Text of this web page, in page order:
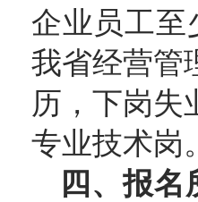
企业员工至
我省经营管
历，下岗失
专业技术岗。
四、报名